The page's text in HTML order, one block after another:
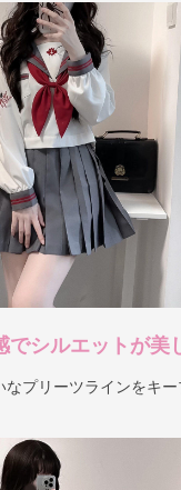
でシルエットが美
プリーツラインをキ